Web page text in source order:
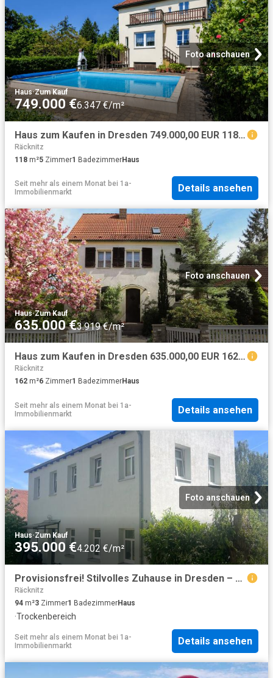
Foto anschauen
Haus·Zum Kauf
749.000 €6.347 €/m²
Haus zum Kaufen in Dresden 749.000,00 EUR 118 m²
Räcknitz
118 m²5 Zimmer1 BadezimmerHaus
Seit mehr als einem Monat bei 1a-
Immobilienmarkt
Details ansehen
Foto anschauen
Haus·Zum Kauf
635.000 €3.919 €/m²
Haus zum Kaufen in Dresden 635.000,00 EUR 162 m²
Räcknitz
162 m²6 Zimmer1 BadezimmerHaus
Seit mehr als einem Monat bei 1a-
Immobilienmarkt
Details ansehen
Foto anschauen
Haus·Zum Kauf
395.000 €4.202 €/m²
Provisionsfrei! Stilvolles Zuhause in Dresden – die Freiheit eine
Räcknitz
94 m²3 Zimmer1 BadezimmerHaus
·Trockenbereich
Seit mehr als einem Monat bei 1a-
Immobilienmarkt
Details ansehen